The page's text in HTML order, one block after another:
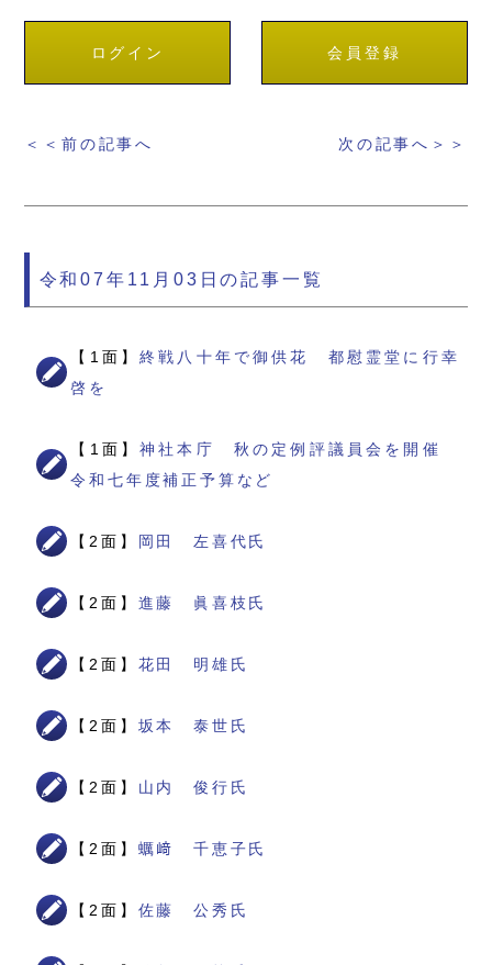
ログイン 会員登録
＜＜前の記事へ 次の記事へ＞＞
令和07年11月03日の記事一覧
【1面】終戦八十年で御供花 都慰霊堂に行幸
啓を
【1面】神社本庁 秋の定例評議員会を開催
令和七年度補正予算など
【2面】 岡田 左喜代氏
【2面】 進藤 眞喜枝氏
【2面】 花田 明雄氏
【2面】 坂本 泰世氏
【2面】 山内 俊行氏
【2面】 蠣﨑 千恵子氏
【2面】 佐藤 公秀氏